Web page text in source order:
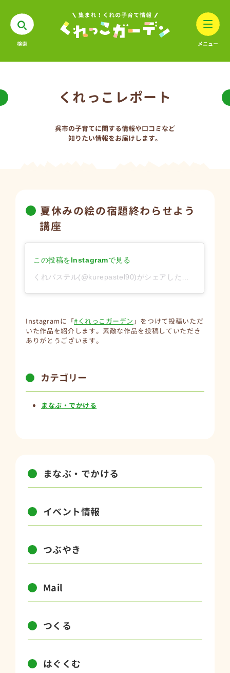
検索 メニュー
くれっこレポート
呉市の子育てに関する情報や口コミなど
知りたい情報をお届けします。
夏休みの絵の宿題終わらせよう
講座
この投稿をInstagramで見る
Instagramに「#くれっこガーデン 」をつけて投稿いただ
いた作品を紹介します。素敵な作品を投稿していただき
ありがとうございます。
カテゴリー
まなぶ・でかける
まなぶ・でかける
イベント情報
つぶやき
Mail
つくる
はぐくむ